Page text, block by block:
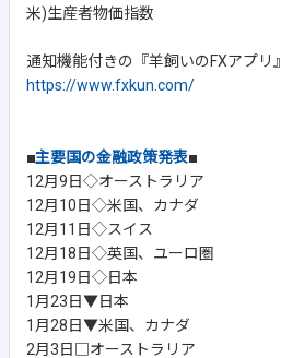
米)生産者物価指数
通知機能付きの『羊飼いのFXアプリ』
https://www.fxkun.com/
■主要国の金融政策発表■
12月9日◇オーストラリア
12月10日◇米国、カナダ
12月11日◇スイス
12月18日◇英国、ユーロ圏
12月19日◇日本
1月23日▼日本
1月28日▼米国、カナダ
2月3日□オーストラリア